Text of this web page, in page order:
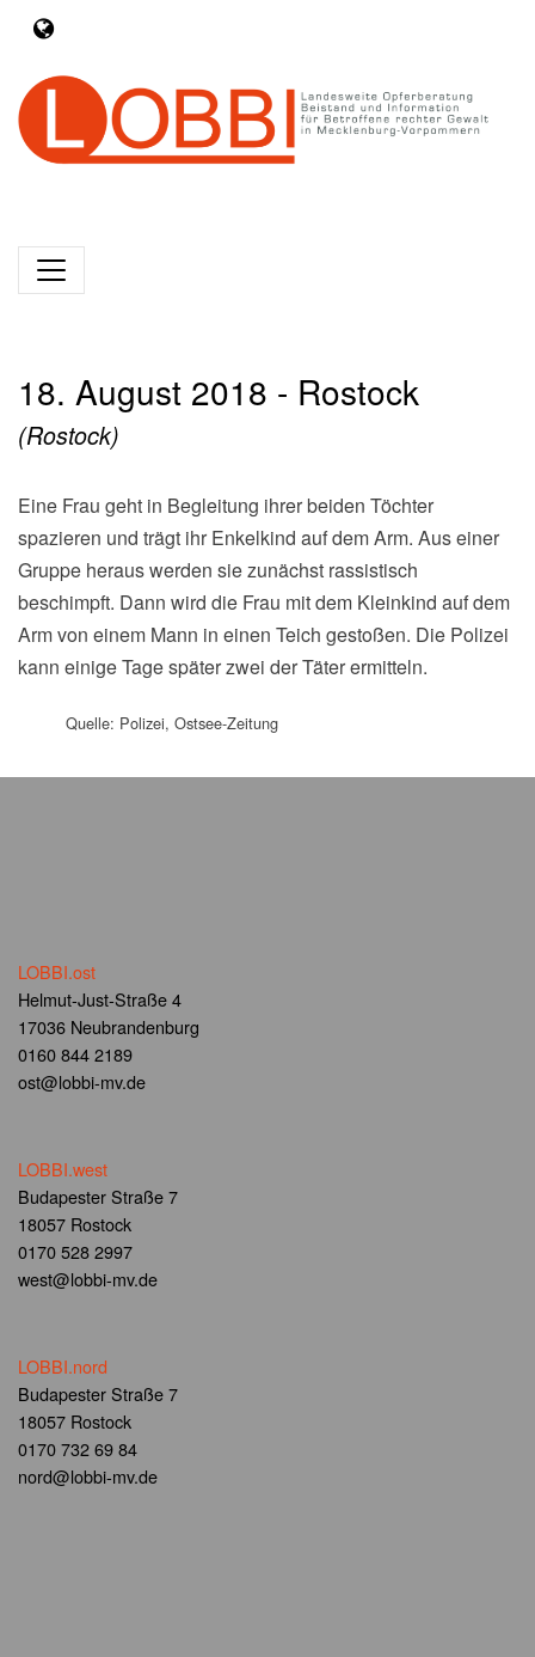
18. August 2018 - Rostock
(Rostock)
Eine Frau geht in Begleitung ihrer beiden Töchter
spazieren und trägt ihr Enkelkind auf dem Arm. Aus einer
Gruppe heraus werden sie zunächst rassistisch
beschimpft. Dann wird die Frau mit dem Kleinkind auf dem
Arm von einem Mann in einen Teich gestoßen. Die Polizei
kann einige Tage später zwei der Täter ermitteln.
Quelle: Polizei, Ostsee-Zeitung
LOBBI.ost
Helmut-Just-Straße 4
17036 Neubrandenburg
0160 844 2189
ost@lobbi-mv.de
LOBBI.west
Budapester Straße 7
18057 Rostock
0170 528 2997
west@lobbi-mv.de
LOBBI.nord
Budapester Straße 7
18057 Rostock
0170 732 69 84
nord@lobbi-mv.de